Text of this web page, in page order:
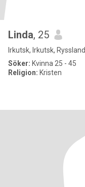
Linda, 25
Irkutsk, Irkutsk, Ryssland
Söker: Kvinna 25 - 45
Religion: Kristen